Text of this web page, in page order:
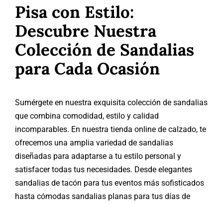
Pisa con Estilo:
Descubre Nuestra
Colección de Sandalias
para Cada Ocasión
Sumérgete en nuestra exquisita colección de sandalias
que combina comodidad, estilo y calidad
incomparables. En nuestra tienda online de calzado, te
ofrecemos una amplia variedad de sandalias
diseñadas para adaptarse a tu estilo personal y
satisfacer todas tus necesidades. Desde elegantes
sandalias de tacón para tus eventos más sofisticados
hasta cómodas sandalias planas para tus días de